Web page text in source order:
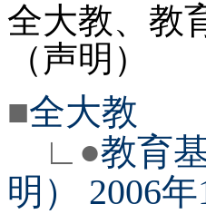
全大教、教
（声明）
■全大教
∟●教育
明） 2006年